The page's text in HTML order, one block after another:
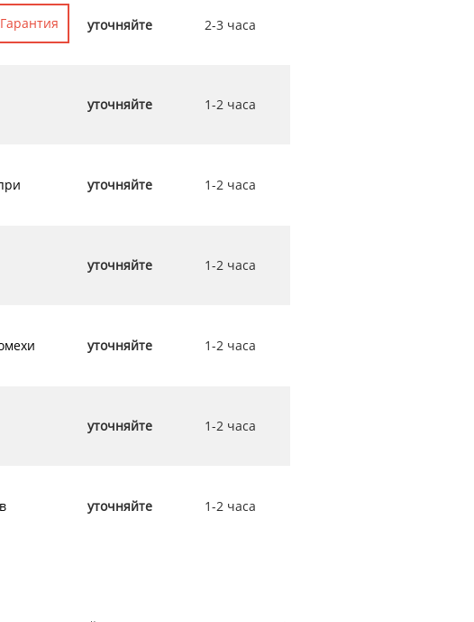
Гарантия уточняйте 2-3 часа
уточняйте 1-2 часа
уточняйте 1-2 часа
уточняйте 1-2 часа
уточняйте 1-2 часа
уточняйте 1-2 часа
уточняйте 1-2 часа